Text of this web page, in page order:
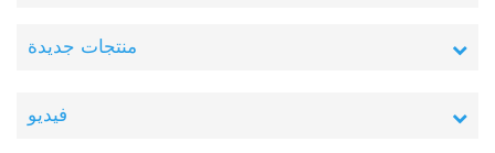
منتجات جديدة
فيديو